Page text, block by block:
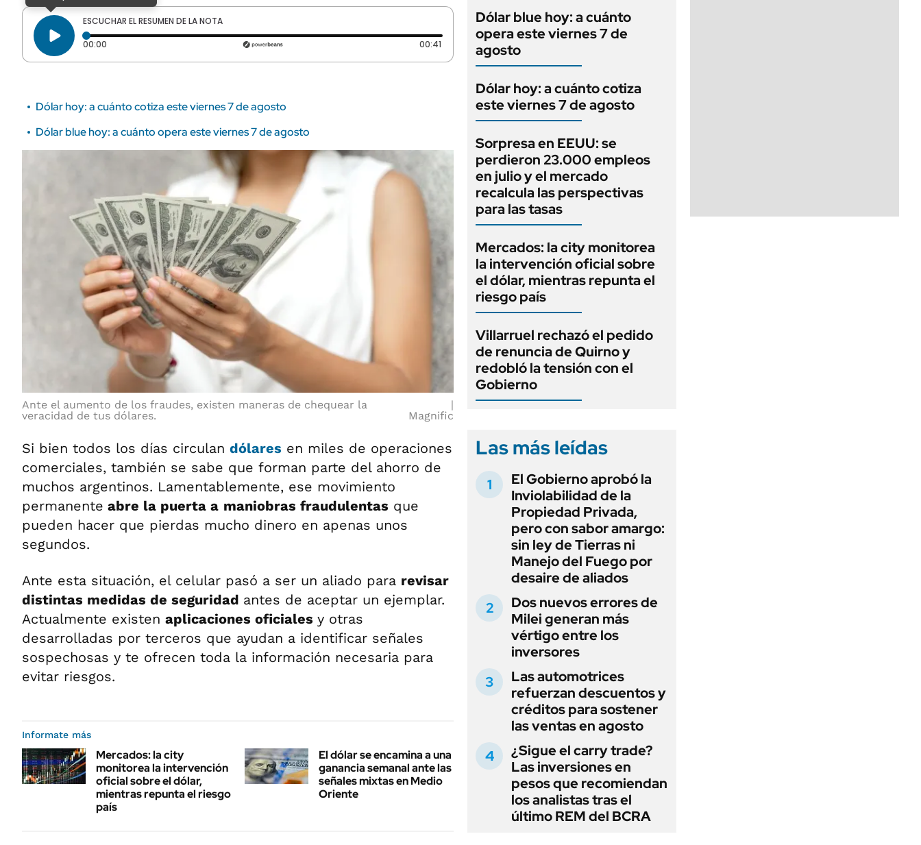
ESCUCHAR EL RESUMEN DE LA NOTA
00:00 Tiempo transcurrido: 0 segundos 00:41 Duración: 41 segundos
Dólar hoy: a cuánto cotiza este viernes 7 de agosto
Dólar blue hoy: a cuánto opera este viernes 7 de agosto
Ante el aumento de los fraudes, existen maneras de chequear la
veracidad de tus dólares.
Magnific
Si bien todos los días circulan dólares en miles de operaciones
comerciales, también se sabe que forman parte del ahorro de
muchos argentinos. Lamentablemente, ese movimiento
permanente abre la puerta a maniobras fraudulentas que
pueden hacer que pierdas mucho dinero en apenas unos
segundos.
Ante esta situación, el celular pasó a ser un aliado para revisar
distintas medidas de seguridad antes de aceptar un ejemplar.
Actualmente existen aplicaciones oficiales y otras
desarrolladas por terceros que ayudan a identificar señales
sospechosas y te ofrecen toda la información necesaria para
evitar riesgos.
Informate más
Mercados: la city
monitorea la intervención
oficial sobre el dólar,
mientras repunta el riesgo
país
El dólar se encamina a una
ganancia semanal ante las
señales mixtas en Medio
Oriente
Dólar blue hoy: a cuánto
opera este viernes 7 de
agosto
Dólar hoy: a cuánto cotiza
este viernes 7 de agosto
Sorpresa en EEUU: se
perdieron 23.000 empleos
en julio y el mercado
recalcula las perspectivas
para las tasas
Mercados: la city monitorea
la intervención oficial sobre
el dólar, mientras repunta el
riesgo país
Villarruel rechazó el pedido
de renuncia de Quirno y
redobló la tensión con el
Gobierno
Las más leídas
El Gobierno aprobó la
Inviolabilidad de la
Propiedad Privada,
pero con sabor amargo:
sin ley de Tierras ni
Manejo del Fuego por
desaire de aliados
Dos nuevos errores de
Milei generan más
vértigo entre los
inversores
Las automotrices
refuerzan descuentos y
créditos para sostener
las ventas en agosto
¿Sigue el carry trade?
Las inversiones en
pesos que recomiendan
los analistas tras el
último REM del BCRA